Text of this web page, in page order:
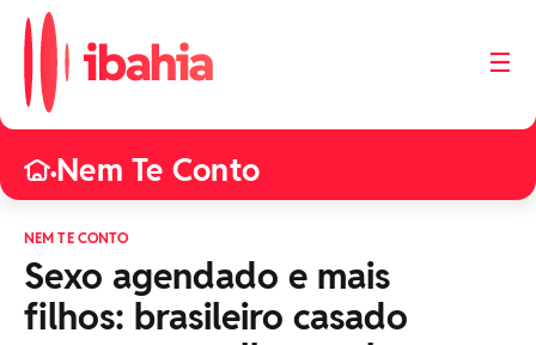
☰
•Nem Te Conto
NEM TE CONTO
Sexo agendado e mais
filhos: brasileiro casado